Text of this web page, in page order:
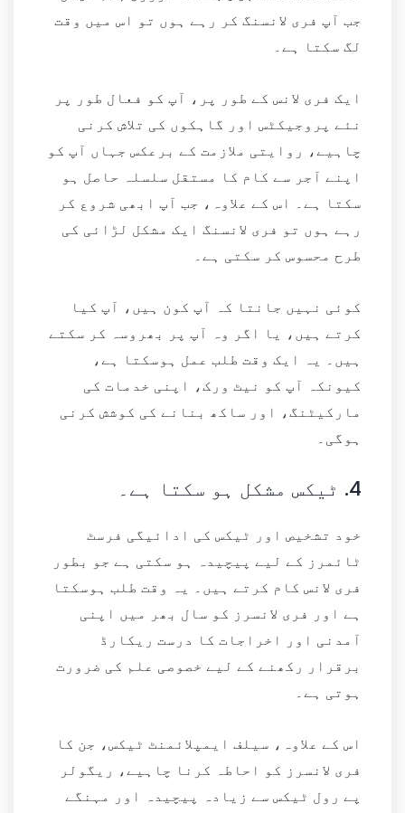
جب آپ فری لانسنگ کر رہے ہوں تو اس میں وقت
لگ سکتا ہے۔
ایک فری لانس کے طور پر، آپ کو فعال طور پر
نئے پروجیکٹس اور گاہکوں کی تلاش کرنی
چاہیے، روایتی ملازمت کے برعکس جہاں آپ کو
اپنے آجر سے کام کا مستقل سلسلہ حاصل ہو
سکتا ہے۔ اس کے علاوہ، جب آپ ابھی شروع کر
رہے ہوں تو فری لانسنگ ایک مشکل لڑائی کی
طرح محسوس کر سکتی ہے۔
کوئی نہیں جانتا کہ آپ کون ہیں، آپ کیا
کرتے ہیں، یا اگر وہ آپ پر بھروسہ کر سکتے
ہیں۔ یہ ایک وقت طلب عمل ہوسکتا ہے،
کیونکہ آپ کو نیٹ ورک، اپنی خدمات کی
مارکیٹنگ، اور ساکھ بنانے کی کوشش کرنی
ہوگی۔
4. ٹیکس مشکل ہو سکتا ہے۔
خود تشخیص اور ٹیکس کی ادائیگی فرسٹ
ٹائمرز کے لیے پیچیدہ ہو سکتی ہے جو بطور
فری لانس کام کرتے ہیں۔ یہ وقت طلب ہوسکتا
ہے اور فری لانسرز کو سال بھر میں اپنی
آمدنی اور اخراجات کا درست ریکارڈ
برقرار رکھنے کے لیے خصوصی علم کی ضرورت
ہوتی ہے۔
اس کے علاوہ، سیلف ایمپلائمنٹ ٹیکس، جن کا
فری لانسرز کو احاطہ کرنا چاہیے، ریگولر
پے رول ٹیکس سے زیادہ پیچیدہ اور مہنگے